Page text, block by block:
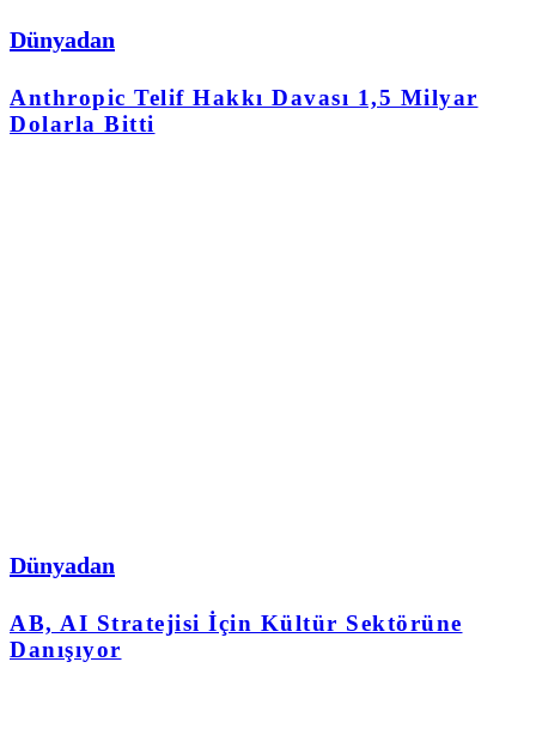
Dünyadan
Anthropic Telif Hakkı Davası 1,5 Milyar
Dolarla Bitti
Dünyadan
AB, AI Stratejisi İçin Kültür Sektörüne
Danışıyor